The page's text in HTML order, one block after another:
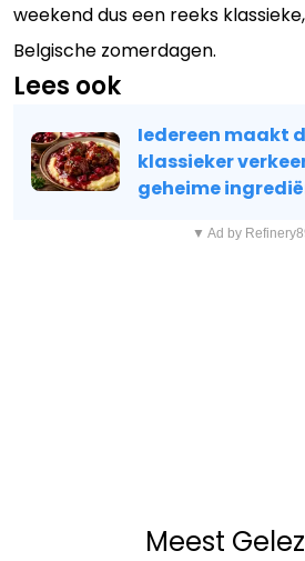
weekend dus een reeks
Belgische zomerdagen.
Lees ook
Iedereen maakt
klassieker
geheime
▼ Ad by
Meest